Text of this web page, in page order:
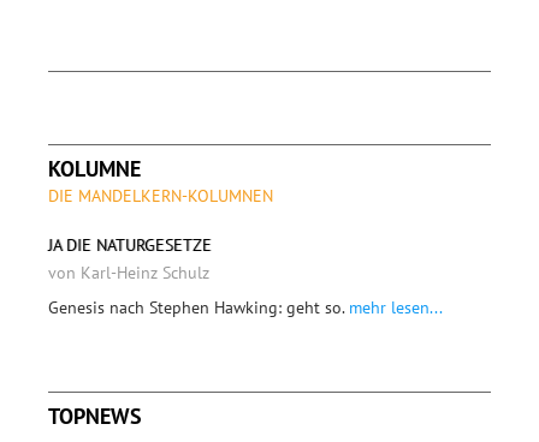
KOLUMNE
DIE MANDELKERN-KOLUMNEN
JA DIE NATURGESETZE
von Karl-Heinz Schulz
Genesis nach Stephen Hawking: geht so. mehr lesen...
TOPNEWS